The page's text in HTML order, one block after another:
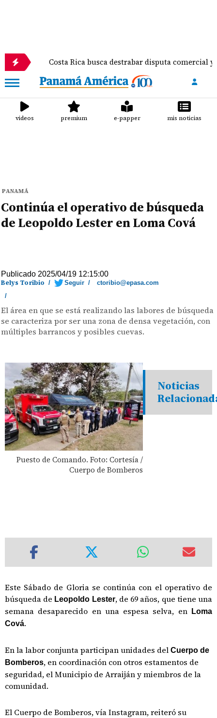
Costa Rica busca destrabar disputa comercial y frenar
videos premium e-papper mis noticias
PANAMÁ
Continúa el operativo de búsqueda
de Leopoldo Lester en Loma Cová
Publicado 2025/04/19 12:15:00
Belys Toribio / Seguir /
ctoribio@epasa.com
/
El área en que se está realizando las labores de búsqueda
se caracteriza por ser una zona de densa vegetación, con
múltiples barrancos y posibles cuevas.
Puesto de Comando. Foto: Cortesía /
Cuerpo de Bomberos
Noticias
Este Sábado de Gloria se continúa con el operativo de
búsqueda de Leopoldo Lester, de 69 años, que tiene una
semana desaparecido en una espesa selva, en
Loma
Cová.
En la labor conjunta participan unidades del Cuerpo de
Bomberos, en coordinación con otros estamentos de
seguridad, el Municipio de Arraiján y miembros de la
comunidad.
El Cuerpo de Bomberos, vía Instagram, reiteró su